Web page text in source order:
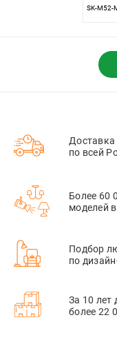
SK-M52-
Доставка
по всей
Более 60
моделей
Подбор
по
За 10 лет
более 22